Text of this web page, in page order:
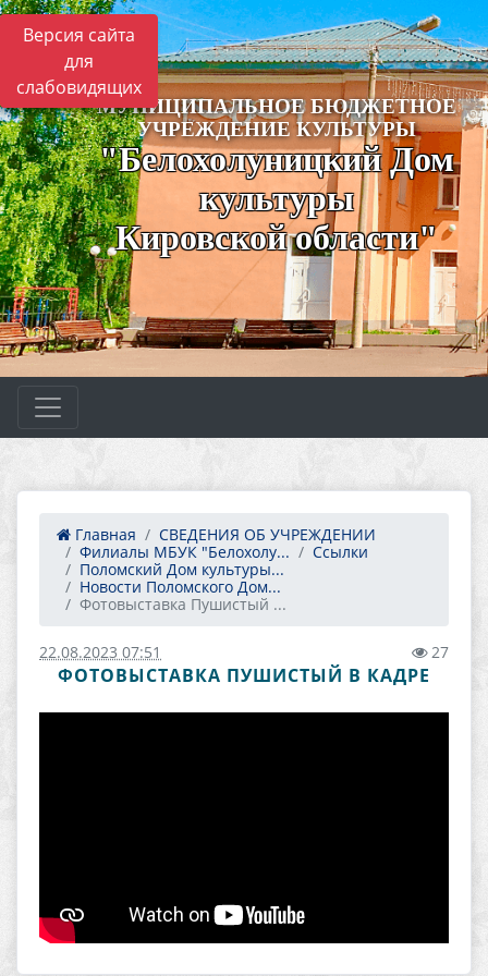
Версия сайта
для
слабовидящих
МУНИЦИПАЛЬНОЕ БЮДЖЕТНОЕ
УЧРЕЖДЕНИЕ КУЛЬТУРЫ
"Белохолуницкий Дом
культуры
Кировской области"
Главная
СВЕДЕНИЯ ОБ УЧРЕЖДЕНИИ
Филиалы МБУК "Белохолу...
Ссылки
Поломский Дом культуры...
Новости Поломского Дом...
Фотовыставка Пушистый ...
22.08.2023 07:51 27
ФОТОВЫСТАВКА ПУШИСТЫЙ В КАДРЕ